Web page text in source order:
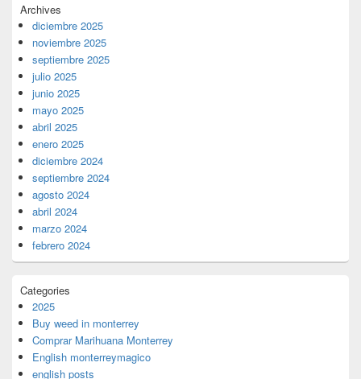
Archives
diciembre 2025
noviembre 2025
septiembre 2025
julio 2025
junio 2025
mayo 2025
abril 2025
enero 2025
diciembre 2024
septiembre 2024
agosto 2024
abril 2024
marzo 2024
febrero 2024
Categories
2025
Buy weed in monterrey
Comprar Marihuana Monterrey
English monterreymagico
english posts